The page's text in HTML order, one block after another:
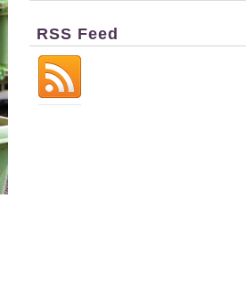
RSS Feed